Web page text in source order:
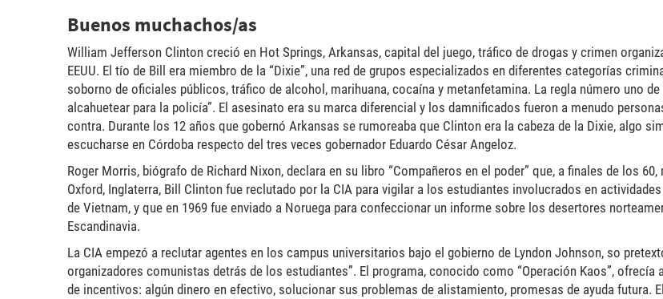
Buenos muchachos/as
William Jefferson Clinton creció en Hot Springs, Arkansas, capital del juego, tráfico de drogas y crimen
EEUU. El tío de Bill era miembro de la “Dixie”, una red de grupos especializados en diferentes categorías
soborno de oficiales públicos, tráfico de alcohol, marihuana, cocaína y metanfetamina. La regla número uno de
alcahuetear para la policía”. El asesinato era su marca diferencial y los damnificados fueron a menudo
contra. Durante los 12 años que gobernó Arkansas se rumoreaba que Clinton era la cabeza de la Dixie, algo
escucharse en Córdoba respecto del tres veces gobernador Eduardo César Angeloz.
Roger Morris, biógrafo de Richard Nixon, declara en su libro “Compañeros en el poder” que, a finales de los
Oxford, Inglaterra, Bill Clinton fue reclutado por la CIA para vigilar a los estudiantes involucrados en
de Vietnam, y que en 1969 fue enviado a Noruega para confeccionar un informe sobre los desertores
Escandinavia.
La CIA empezó a reclutar agentes en los campus universitarios bajo el gobierno de Lyndon Johnson, so
organizadores comunistas detrás de los estudiantes”. El programa, conocido como “Operación Kaos”,
de incentivos: algún dinero en efectivo, solucionar sus problemas de alistamiento, promesas de ayuda futura.